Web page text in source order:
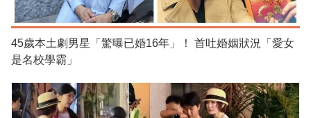
45歲本土劇男星「驚曝已婚16年」！ 首吐婚姻狀況「愛女
是名校學霸」